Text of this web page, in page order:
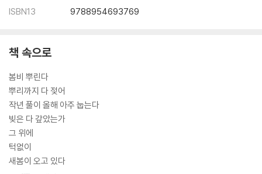
ISBN13
9788954693769
책 속으로
봄비 뿌린다
뿌리까지 다 젖어
작년 풀이 올해 아주 눕는다
빚은 다 갚았는가
그 위에
턱없이
새봄이 오고 있다